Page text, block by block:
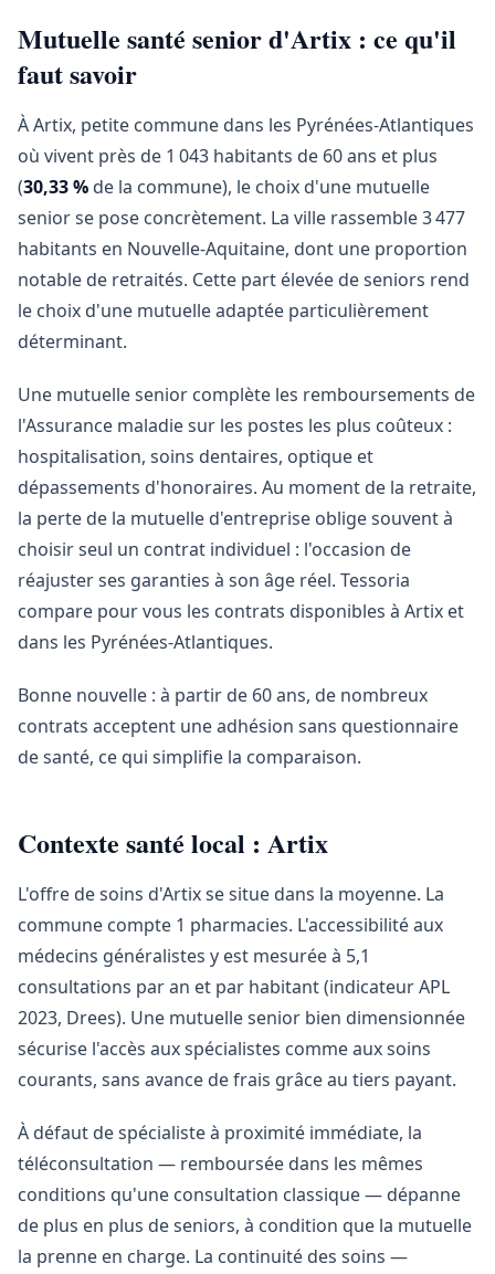
Mutuelle santé senior d'Artix : ce qu'il
faut savoir
À Artix, petite commune dans les Pyrénées-Atlantiques
où vivent près de 1 043 habitants de 60 ans et plus
(30,33 % de la commune), le choix d'une mutuelle
senior se pose concrètement. La ville rassemble 3 477
habitants en Nouvelle-Aquitaine, dont une proportion
notable de retraités. Cette part élevée de seniors rend
le choix d'une mutuelle adaptée particulièrement
déterminant.
Une mutuelle senior complète les remboursements de
l'Assurance maladie sur les postes les plus coûteux :
hospitalisation, soins dentaires, optique et
dépassements d'honoraires. Au moment de la retraite,
la perte de la mutuelle d'entreprise oblige souvent à
choisir seul un contrat individuel : l'occasion de
réajuster ses garanties à son âge réel. Tessoria
compare pour vous les contrats disponibles à Artix et
dans les Pyrénées-Atlantiques.
Bonne nouvelle : à partir de 60 ans, de nombreux
contrats acceptent une adhésion sans questionnaire
de santé, ce qui simplifie la comparaison.
Contexte santé local : Artix
L'offre de soins d'Artix se situe dans la moyenne. La
commune compte 1 pharmacies. L'accessibilité aux
médecins généralistes y est mesurée à 5,1
consultations par an et par habitant (indicateur APL
2023, Drees). Une mutuelle senior bien dimensionnée
sécurise l'accès aux spécialistes comme aux soins
courants, sans avance de frais grâce au tiers payant.
À défaut de spécialiste à proximité immédiate, la
téléconsultation — remboursée dans les mêmes
conditions qu'une consultation classique — dépanne
de plus en plus de seniors, à condition que la mutuelle
la prenne en charge. La continuité des soins —